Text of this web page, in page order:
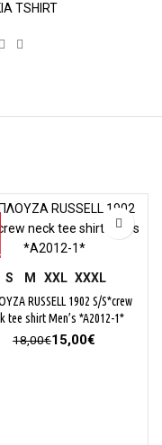
TSHIRT
S M XXL XXXL
RUSSELL 1902 S/S*crew
tee shirt Men’s *A2012-1*
18,00€Original
15,00€